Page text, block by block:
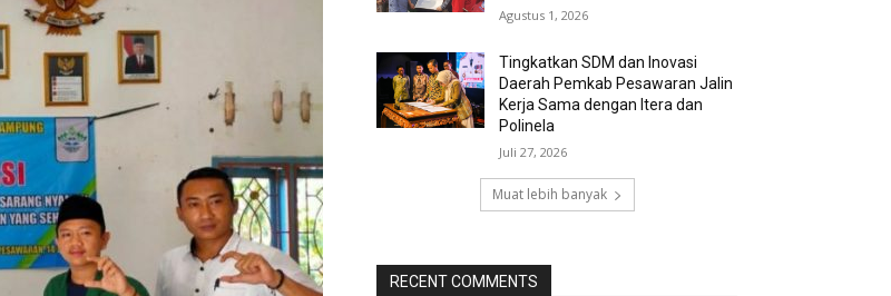
Agustus 1, 2026
Tingkatkan SDM dan Inovasi
Daerah Pemkab Pesawaran Jalin
Kerja Sama dengan Itera dan
Polinela
Juli 27, 2026
Muat lebih banyak
RECENT COMMENTS